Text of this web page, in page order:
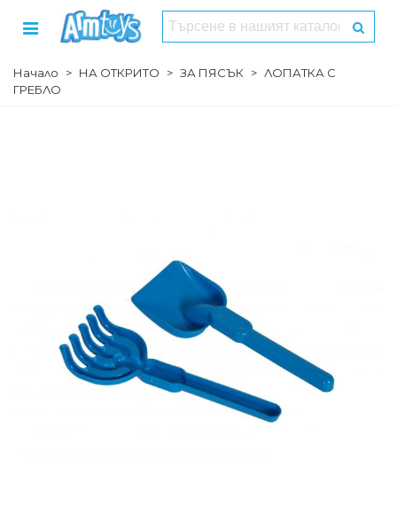
Начало > НА ОТКРИТО > ЗА ПЯСЪК > ЛОПАТКА С
ГРЕБЛО